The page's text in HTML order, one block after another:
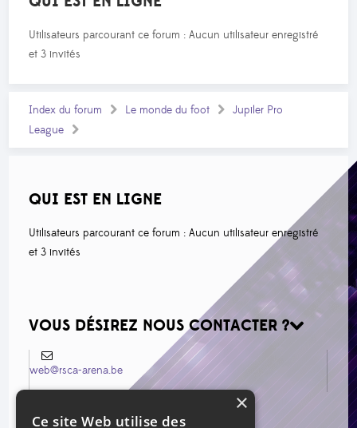
Utilisateurs parcourant ce forum : Aucun utilisateur enregistré
et 3 invités
Index du forum Le monde du foot
Jupiler Pro
League
QUI EST EN LIGNE
Utilisateurs parcourant ce forum : Aucun utilisateur enregistré
et 3 invités
VOUS DÉSIREZ NOUS CONTACTER ?
web@rsca-arena.be
×
Ce site Web utilise des